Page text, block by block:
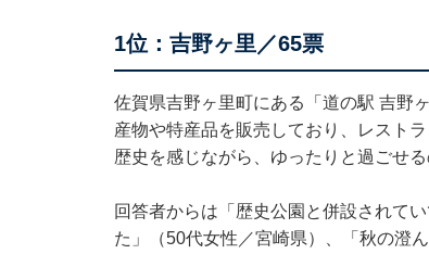
1位：吉野ヶ里／65票
佐賀県吉野ヶ里町にある「道の駅 吉野
産物や特産品を販売しており、レスト
歴史を感じながら、ゆったりと過ごせる
回答者からは「歴史公園と併設されて
た」（50代女性／宮崎県）、「秋の澄